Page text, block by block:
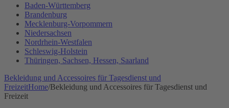
Baden-Württemberg
Brandenburg
Mecklenburg-Vorpommern
Niedersachsen
Nordrhein-Westfalen
Schleswig-Holstein
Thüringen, Sachsen, Hessen, Saarland
Bekleidung und Accessoires für Tagesdienst und
FreizeitHome/Bekleidung und Accessoires für Tagesdienst und
Freizeit